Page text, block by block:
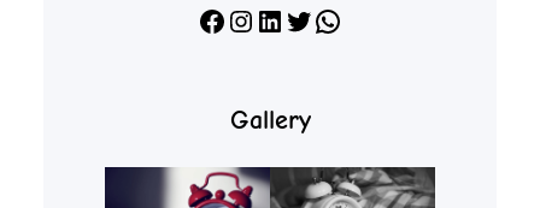
Facebook Instagram LinkedIn X WhatsApp
Gallery